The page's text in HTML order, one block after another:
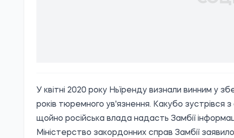
У квітні 2020 року Ньїренду визнали винним у
років тюремного ув'язнення. Какубо зустрівся
щойно російська влада надасть Замбії
Міністерство закордонних справ Замбії